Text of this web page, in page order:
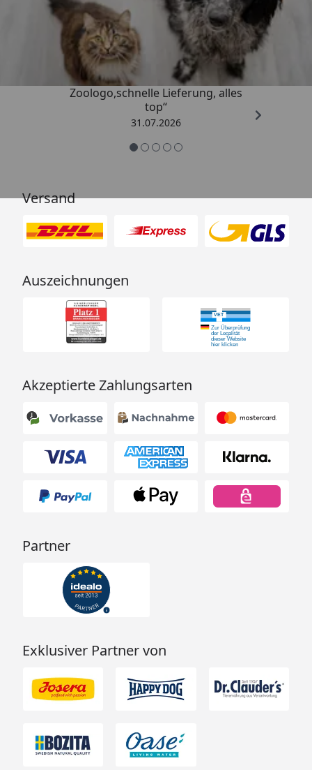
Trusted Shops
4,73/ 5
„Gute Erfahrung mit
Zoologo,schnelle Lieferung, alles
top“
31.07.2026
Versand
Auszeichnungen
Akzeptierte Zahlungsarten
Partner
Exklusiver Partner von